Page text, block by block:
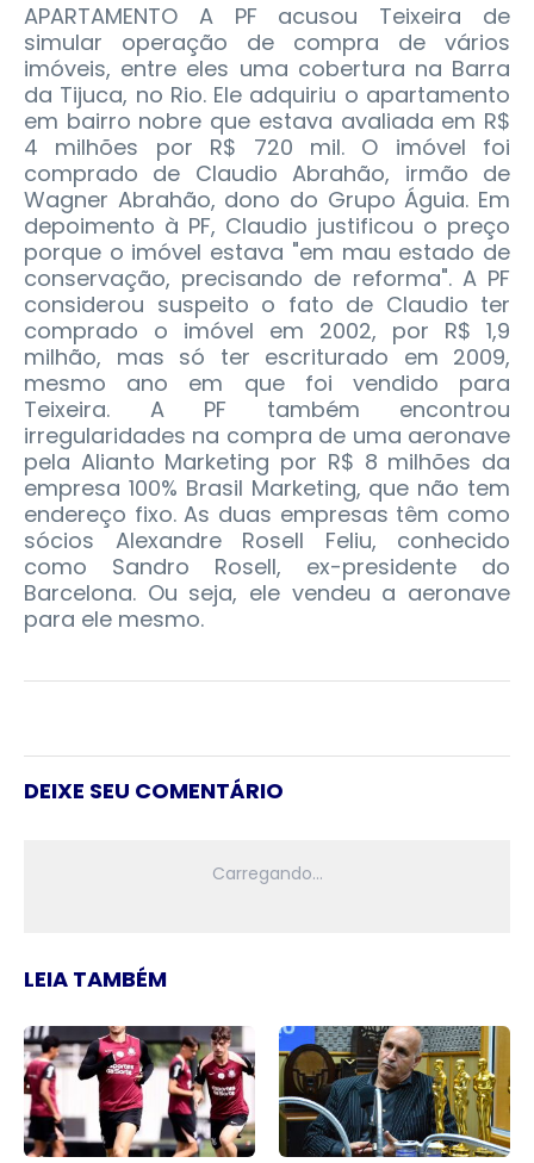
APARTAMENTO A PF acusou Teixeira de
simular operação de compra de vários
imóveis, entre eles uma cobertura na Barra
da Tijuca, no Rio. Ele adquiriu o apartamento
em bairro nobre que estava avaliada em R$
4 milhões por R$ 720 mil. O imóvel foi
comprado de Claudio Abrahão, irmão de
Wagner Abrahão, dono do Grupo Águia. Em
depoimento à PF, Claudio justificou o preço
porque o imóvel estava "em mau estado de
conservação, precisando de reforma". A PF
considerou suspeito o fato de Claudio ter
comprado o imóvel em 2002, por R$ 1,9
milhão, mas só ter escriturado em 2009,
mesmo ano em que foi vendido para
Teixeira. A PF também encontrou
irregularidades na compra de uma aeronave
pela Alianto Marketing por R$ 8 milhões da
empresa 100% Brasil Marketing, que não tem
endereço fixo. As duas empresas têm como
sócios Alexandre Rosell Feliu, conhecido
como Sandro Rosell, ex-presidente do
Barcelona. Ou seja, ele vendeu a aeronave
para ele mesmo.
DEIXE SEU COMENTÁRIO
LEIA TAMBÉM